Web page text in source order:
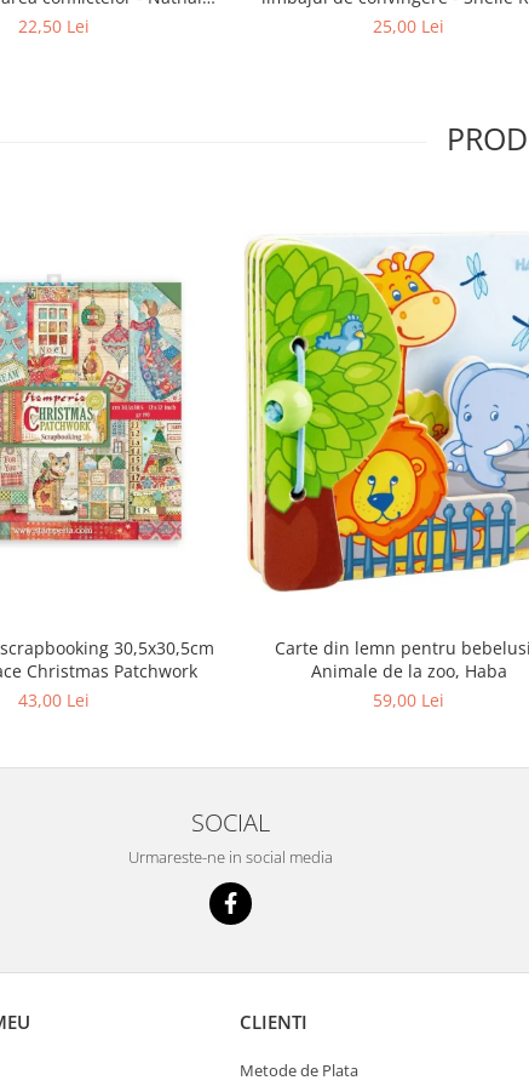
Bodin
22,50 Lei
Charvet
25,00 Lei
30,5х30,5cm
Christmas Patchwork
43,00 Lei
Carte din lemn pentru
Animale de la zoo, Haba
59,00 Lei
SOCIAL
Urmareste-ne in social media
CLIENTI
Metode de Plata